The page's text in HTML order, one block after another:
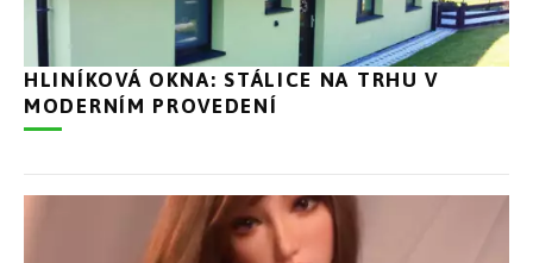
HLINÍKOVÁ OKNA: STÁLICE NA TRHU V
MODERNÍM PROVEDENÍ